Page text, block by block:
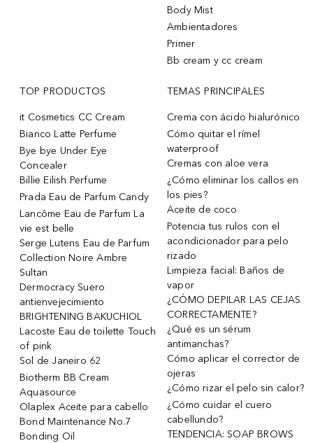
Body Mist
Ambientadores
Primer
Bb cream y cc cream
TOP PRODUCTOS
it Cosmetics CC Cream
Bianco Latte Perfume
Bye bye Under Eye
Concealer
Billie Eilish Perfume
Prada Eau de Parfum Candy
Lancôme Eau de Parfum La
vie est belle
Serge Lutens Eau de Parfum
Collection Noire Ambre
Sultan
Dermocracy Suero
antienvejecimiento
BRIGHTENING BAKUCHIOL
Lacoste Eau de toilette Touch
of pink
Sol de Janeiro 62
Biotherm BB Cream
Aquasource
Olaplex Aceite para cabello
Bond Maintenance No.7
Bonding Oil
TEMAS PRINCIPALES
Crema con ácido hialurónico
Cómo quitar el rímel
waterproof
Cremas con aloe vera
¿Cómo eliminar los callos en
los pies?
Aceite de coco
Potencia tus rulos con el
acondicionador para pelo
rizado
Limpieza facial: Baños de
vapor
¿CÓMO DEPILAR LAS CEJAS
CORRECTAMENTE?
¿Qué es un sérum
antimanchas?
Cómo aplicar el corrector de
ojeras
¿Cómo rizar el pelo sin calor?
¿Cómo cuidar el cuero
cabellundo?
TENDENCIA: SOAP BROWS